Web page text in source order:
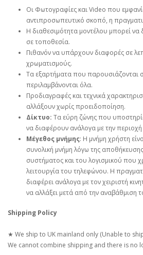
Οι Φωτογραφίες και Video που
αντιπροσωπευτικό σκοπό, η
Η διαθεσιμότητα μοντέλου μπορεί
σε τοποθεσία.
Πιθανόν να υπάρχουν διαφορές σε
χρωματισμούς.
Τα εξαρτήματα που παρουσιάζονται
περιλαμβάνονται όλα.
Προδιαγραφές και τεχνικά
αλλάξουν χωρίς προειδοποίηση.
Δίκτυο: Τα εύρη ζώνης που
να διαφέρουν ανάλογα με την
Μέγεθος μνήμης: Η μνήμη χρήστη
συνολική μνήμη λόγω της
συστήματος και του λογισμικού που
λειτουργία του τηλεφώνου. Η
διαφέρει ανάλογα με τον χειριστή
να αλλάξει μετά από την αναβάθμιση
Shipping Policy
★ We ship to UK mainland only (Unable to
We cannot combine shipping and there is no